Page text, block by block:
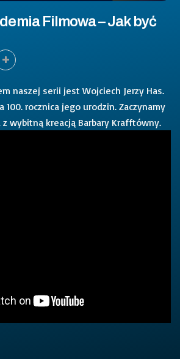
Filmowa – Jak być
naszej serii jest Wojciech Jerzy Has.
100. rocznica jego urodzin. Zaczynamy
wybitną kreacją Barbary Krafftówny.